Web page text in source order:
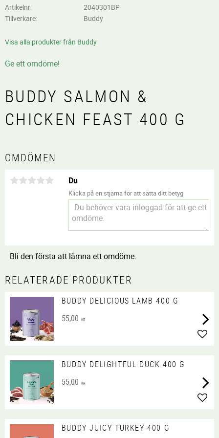
Artikelnr
2040301BP
Tillverkare
Buddy
Visa alla produkter från Buddy
Ge ett omdöme!
BUDDY SALMON &
CHICKEN FEAST 400 G
OMDÖMEN
Du
Klicka på en stjärna för att sätta ditt betyg
Bli den första att lämna ett omdöme.
RELATERADE PRODUKTER
BUDDY DELICIOUS LAMB 400 G
55,00 KR
BUDDY DELIGHTFUL DUCK 400 G
55,00 KR
BUDDY JUICY TURKEY 400 G